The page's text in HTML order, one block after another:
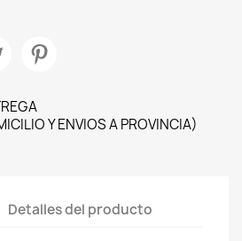
Y ENVIOS A PROVINCIA)
Detalles del producto